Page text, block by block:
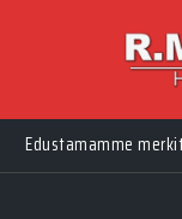
Edustamamme